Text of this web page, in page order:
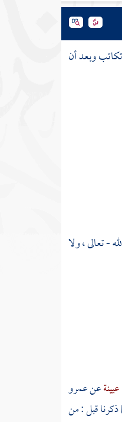
وبعد أن
- تعالى ، ولا
عنعمرو
ذكرنا قبل : من